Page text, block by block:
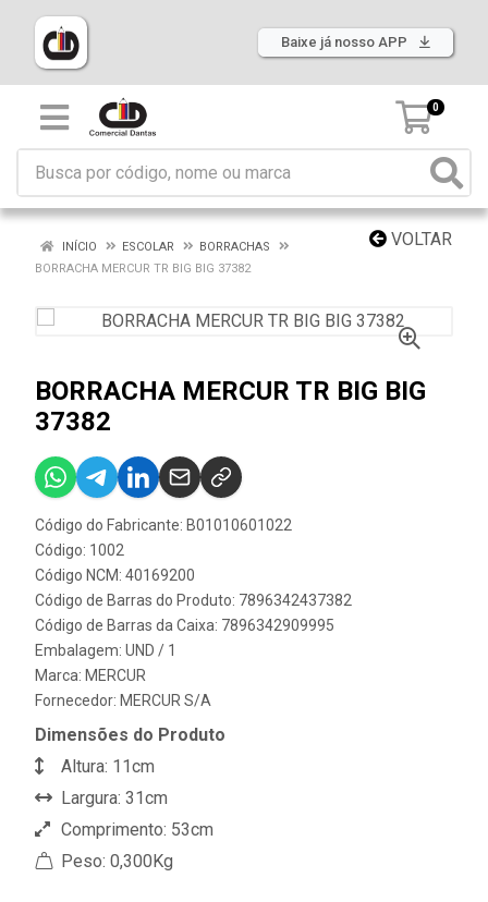
Baixe já nosso APP
0
VOLTAR
INÍCIO ESCOLAR
BORRACHAS
BORRACHA MERCUR TR BIG BIG 37382
BORRACHA MERCUR TR BIG BIG
37382
Código do Fabricante: B01010601022
Código: 1002
Código NCM: 40169200
Código de Barras do Produto: 7896342437382
Código de Barras da Caixa: 7896342909995
Embalagem: UND / 1
Marca: MERCUR
Fornecedor: MERCUR S/A
Dimensões do Produto
Altura: 11cm
Largura: 31cm
Comprimento: 53cm
Peso: 0,300Kg